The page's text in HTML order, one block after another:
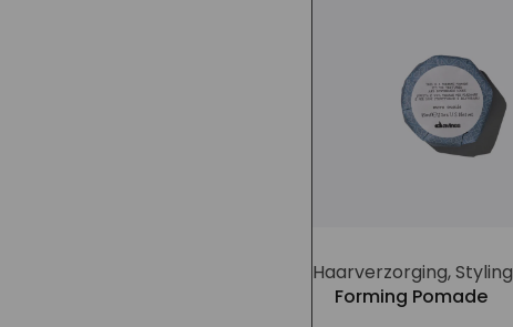
Haarverzorging, Styling
Forming Pomade